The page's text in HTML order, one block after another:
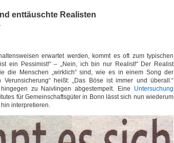
enttäuschte Realisten
erwartet werden, kommt es oft zum typischen
ein Pessimist!“ – „Nein, ich bin nur Realist!“ Der Realist
die Menschen „wirklich“ sind, wie es in einem Song der
Verunsicherung“ heißt: „Das Böse ist immer und überall.“
zu Naivlingen abgestempelt. Eine Untersuchung
für Gemeinschaftsgüter in Bonn lässt sich nun wiederum
interpretieren.